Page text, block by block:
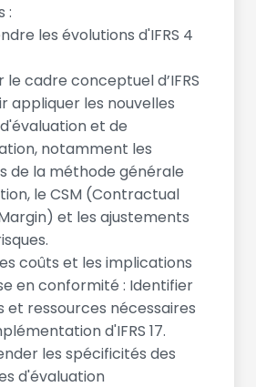
:
les évolutions d'IFRS 4
le cadre conceptuel d’IFRS
appliquer les nouvelles
et de
notamment les
de la méthode générale
le CSM (Contractual
et les ajustements
coûts et les implications
en conformité : Identifier
et ressources nécessaires
d'IFRS 17.
les spécificités des
d'évaluation